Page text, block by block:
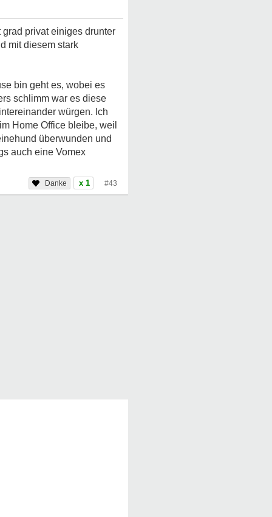
privat einiges drunter
mit diesem stark
bin geht es, wobei es
schlimm war es diese
würgen. Ich
Home Office bleibe, weil
überwunden und
auch eine Vomex
x 1 #43